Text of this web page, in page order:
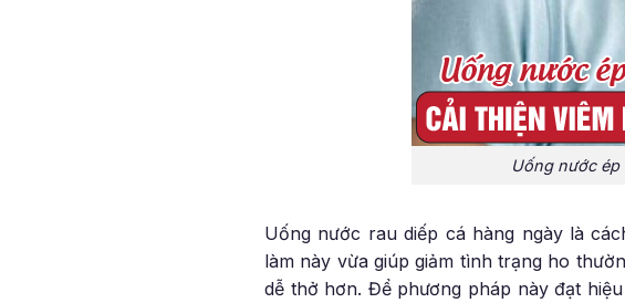
Uống nước ép
Uống nước rau diếp cá hàng ngày là
làm này vừa giúp giảm tình trạng ho
dễ thở hơn. Để phương pháp này đạt